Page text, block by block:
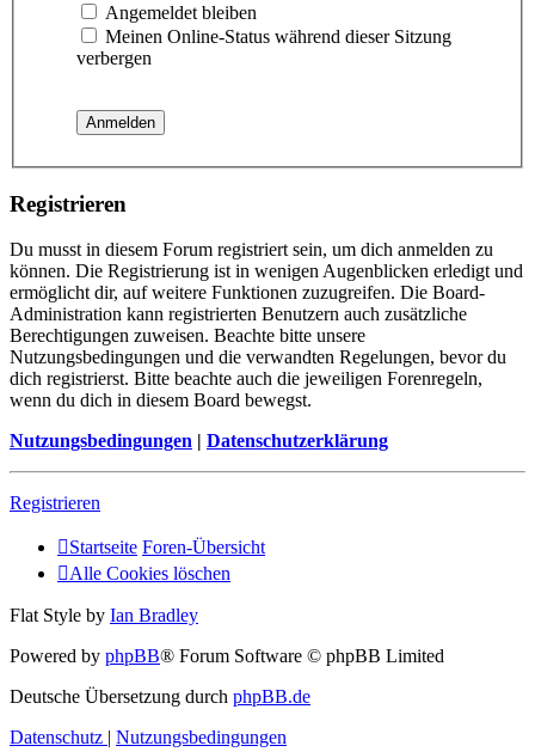
Angemeldet bleiben
Meinen Online-Status während dieser Sitzung
verbergen
Registrieren
Du musst in diesem Forum registriert sein, um dich anmelden zu
können. Die Registrierung ist in wenigen Augenblicken erledigt und
ermöglicht dir, auf weitere Funktionen zuzugreifen. Die Board-
Administration kann registrierten Benutzern auch zusätzliche
Berechtigungen zuweisen. Beachte bitte unsere
Nutzungsbedingungen und die verwandten Regelungen, bevor du
dich registrierst. Bitte beachte auch die jeweiligen Forenregeln,
wenn du dich in diesem Board bewegst.
Nutzungsbedingungen | Datenschutzerklärung
Registrieren
Startseite Foren-Übersicht
Alle Cookies löschen
Flat Style by Ian Bradley
Powered by phpBB® Forum Software © phpBB Limited
Deutsche Übersetzung durch phpBB.de
Datenschutz | Nutzungsbedingungen